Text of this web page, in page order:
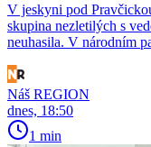
V jeskyni pod
skupina nezletilých s
neuhasila. V národním
Náš REGION
dnes, 18:50
1 min